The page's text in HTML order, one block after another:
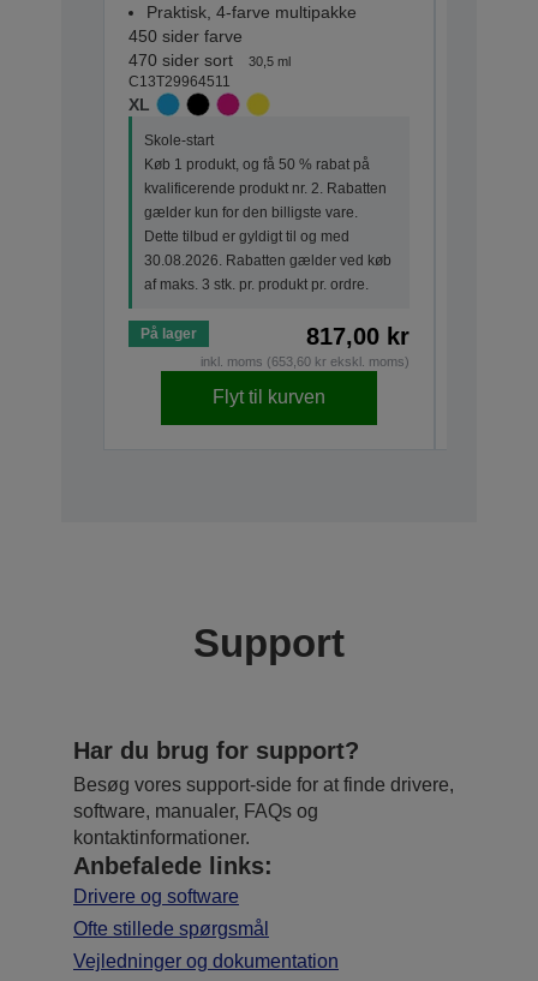
Praktisk, 4-farve multipakke
450 sider farve
470 sider sort
30,5 ml
C13T29964511
XL
Skole-start
Køb 1 produkt, og få 50 % rabat på
kvalificerende produkt nr. 2. Rabatten
gælder kun for den billigste vare.
Dette tilbud er gyldigt til og med
30.08.2026. Rabatten gælder ved køb
af maks. 3 stk. pr. produkt pr. ordre.
På lager 817,00 kr
inkl. moms (653,60 kr ekskl. moms)
Flyt til kurven
Support
Har du brug for support?
Besøg vores support-side for at finde drivere,
software, manualer, FAQs og
kontaktinformationer.
Anbefalede links:
Drivere og software
Ofte stillede spørgsmål
Vejledninger og dokumentation